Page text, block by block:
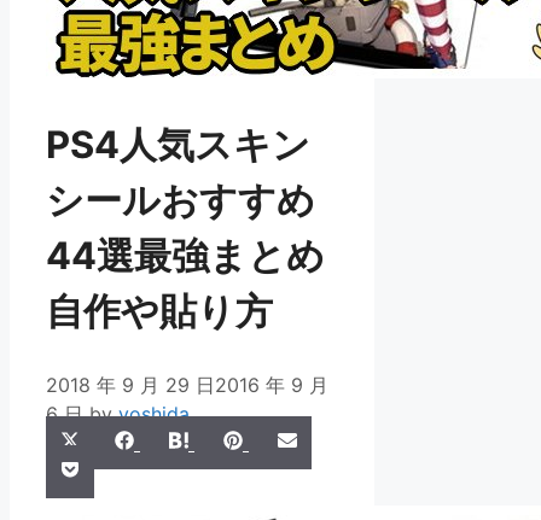
PS4人気スキン
シールおすすめ
44選最強まとめ
自作や貼り方
2018 年 9 月 29 日2016 年 9 月
6 日 byyoshida
Share
on
(Twitter)
Share
on
Facebook
Share
on
Hatena Share
on
PinterestShare
on
Share
on
Pocket